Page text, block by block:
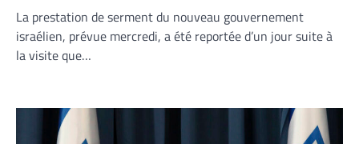
La prestation de serment du nouveau gouvernement
israélien, prévue mercredi, a été reportée d’un jour suite à
la visite que…